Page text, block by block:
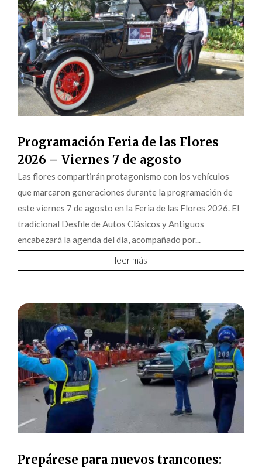
Programación Feria de las Flores
2026 – Viernes 7 de agosto
Las flores compartirán protagonismo con los vehículos
que marcaron generaciones durante la programación de
este viernes 7 de agosto en la Feria de las Flores 2026. El
tradicional Desfile de Autos Clásicos y Antiguos
encabezará la agenda del día, acompañado por...
leer más
Prepárese para nuevos trancones: